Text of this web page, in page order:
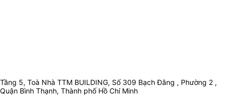
Tầng 5, Toà Nhà TTM BUILDING, Số 309 Bạch Đằng , Phường 2 ,
Quận Bình Thạnh, Thành phố Hồ Chí Minh